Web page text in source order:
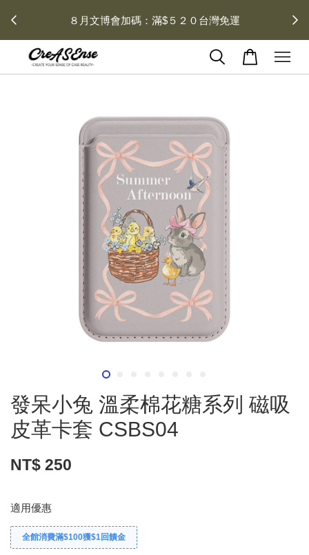
８月文博會加碼：滿$５２０台灣免運
發呆小兔 溫柔棉花糖系列 磁吸
皮革卡套 CSBS04
NT$ 250
適用優惠
全館消費滿$100獲$1回饋金